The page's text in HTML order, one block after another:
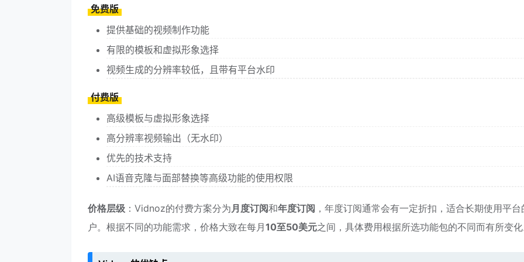
免费版
提供基础的视频制作功能
有限的模板和虚拟形象选择
视频生成的分辨率较低，且带有平台水印
付费版
高级模板与虚拟形象选择
高分辨率视频输出（无水印）
优先的技术支持
AI语音克隆与面部替换等高级功能的使用权限
价格层级 ：Vidnoz的付费方案分为 月度订阅和年度订阅 ，年度订阅通常会有一定折扣，适合长期使用平台
户。根据不同的功能需求，价格大致在每月10至50美元之间，具体费用根据所选功能包的不同而有所变